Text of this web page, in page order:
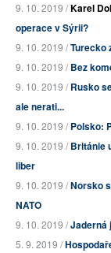
9. 10. 2019 /Karel
operace v Sýrii?
9. 10. 2019 /Turecko
9. 10. 2019 /Bez
9. 10. 2019 /Rusko
ale nerati...
9. 10. 2019 /Polsko:
9. 10. 2019 /Británie
liber
9. 10. 2019 /Norsko
NATO
9. 10. 2019 /Jaderná
5. 9. 2019 /